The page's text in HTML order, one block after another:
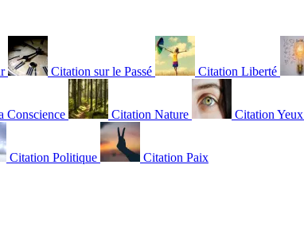
Citation sur le Passé Citation Liberté
Conscience Citation Nature Citation Yeux
Citation Politique Citation Paix